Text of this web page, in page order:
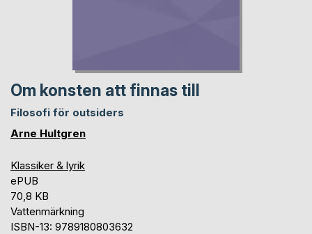
Om konsten att finnas till
Filosofi för outsiders
Arne Hultgren
Klassiker & lyrik
ePUB
70,8 KB
Vattenmärkning
ISBN-13: 9789180803632